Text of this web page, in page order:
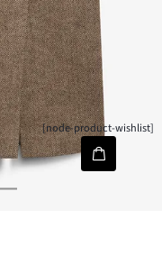
[node-product-wishlist]